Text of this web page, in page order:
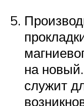
на
служит